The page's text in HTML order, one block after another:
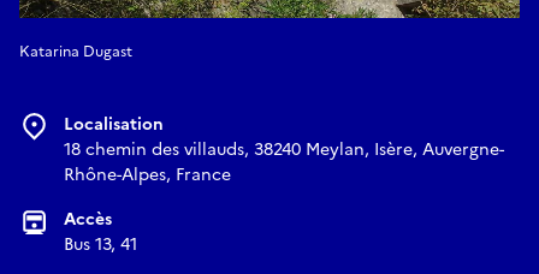
Katarina Dugast
Localisation
18 chemin des villauds, 38240 Meylan, Isère, Auvergne-
Rhône-Alpes, France
Accès
Bus 13, 41